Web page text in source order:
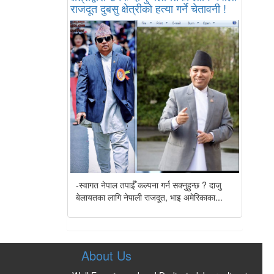
राजदूत दुबसु क्षेत्रीको हत्या गर्ने चेतावनी !
-स्वागत नेपाल तपाईँ कल्पना गर्न सक्नुहुन्छ ? दाजु
बेलायतका लागि नेपाली राजदूत, भाइ अमेरिकाका...
About Us